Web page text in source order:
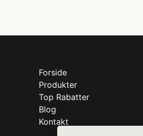
Forside
Produkter
Top Rabatter
Blog
Kontakt